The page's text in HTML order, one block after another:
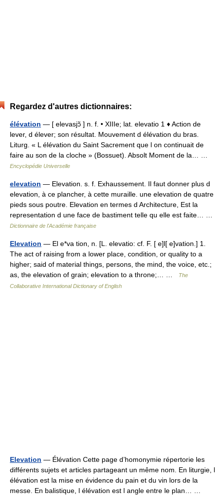
Regardez d'autres dictionnaires:
élévation — [ elevasjɔ̃ ] n. f. • XIIIe; lat. elevatio 1 ♦ Action de
lever, d élever; son résultat. Mouvement d élévation du bras.
Liturg. « L élévation du Saint Sacrement que l on continuait de
faire au son de la cloche » (Bossuet). Absolt Moment de la… …
Encyclopédie Universelle
elevation — Elevation. s. f. Exhaussement. Il faut donner plus d
elevation, à ce plancher, à cette muraille. une elevation de quatre
pieds sous poutre. Elevation en termes d Architecture, Est la
representation d une face de bastiment telle qu elle est faite… …
Dictionnaire de l'Académie française
Elevation — El e*va tion, n. [L. elevatio: cf. F. [ e]l[ e]vation.] 1.
The act of raising from a lower place, condition, or quality to a
higher; said of material things, persons, the mind, the voice, etc.;
as, the elevation of grain; elevation to a throne;… …
The
Collaborative International Dictionary of English
Elevation — Élévation Cette page d’homonymie répertorie les
différents sujets et articles partageant un même nom. En liturgie, l
élévation est la mise en évidence du pain et du vin lors de la
messe. En balistique, l élévation est l angle entre le plan… …